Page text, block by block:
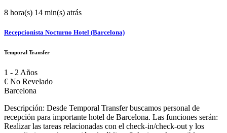
8 hora(s) 14 min(s) atrás
Recepcionista Nocturno Hotel (Barcelona)
Temporal Transfer
1 - 2 Años
€ No Revelado
Barcelona
Descripción: Desde Temporal Transfer buscamos personal de
recepción para importante hotel de Barcelona. Las funciones serán:
Realizar las tareas relacionadas con el check-in/check-out y los